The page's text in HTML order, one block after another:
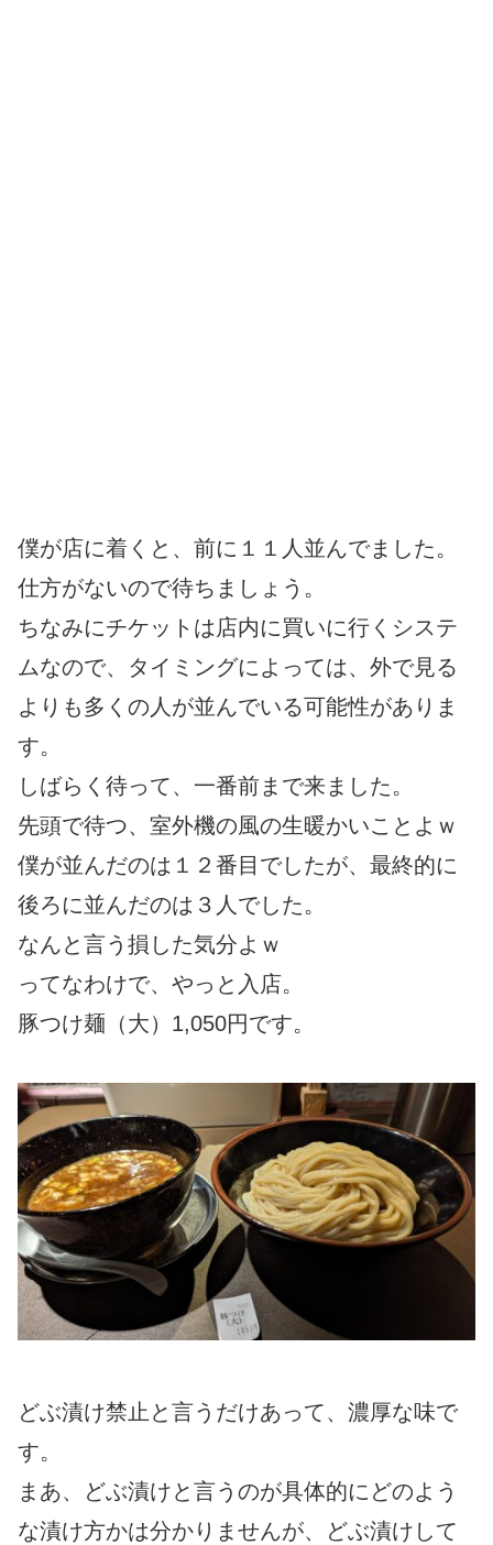
僕が店に着くと、前に１１人並んでました。
仕方がないので待ちましょう。
ちなみにチケットは店内に買いに行くシステ
ムなので、タイミングによっては、外で見る
よりも多くの人が並んでいる可能性がありま
す。
しばらく待って、一番前まで来ました。
先頭で待つ、室外機の風の生暖かいことよｗ
僕が並んだのは１２番目でしたが、最終的に
後ろに並んだのは３人でした。
なんと言う損した気分よｗ
ってなわけで、やっと入店。
豚つけ麺（大）1,050円です。
どぶ漬け禁止と言うだけあって、濃厚な味で
す。
まあ、どぶ漬けと言うのが具体的にどのよう
な漬け方かは分かりませんが、どぶ漬けして